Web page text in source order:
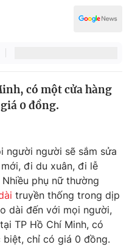
có một cửa hàng
0 đồng.
người người sẽ sắm sửa
đi du xuân, đi lễ
phụ nữ thường
truyền thống trong dịp
dài đến với mọi người,
TP Hồ Chí Minh, có
chỉ có giá 0 đồng.